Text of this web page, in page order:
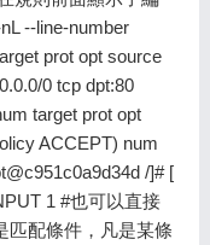
--line-number
prot opt source
0 tcp dpt:80
target prot opt
ACCEPT) num
/]# [
1 #也可以直接
匹配條件，凡是某條